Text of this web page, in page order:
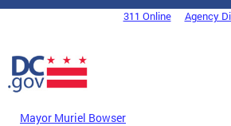
Skip to main content
DC Agency Top Menu311 Online Agency
Mayor Muriel Bowser